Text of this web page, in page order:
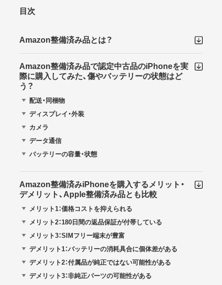
目次
Amazon整備済み品とは？
Amazon整備済み品で認定中古品のiPhoneを実
際に購入してみた、傷やバッテリーの状態はど
う？
配送・同梱物
ディスプレイ・外装
カメラ
データ通信
バッテリーの容量・状態
Amazon整備済みiPhoneを購入するメリット・
デメリット、Apple整備済み品とも比較
メリット1：価格コストを抑えられる
メリット2：180日間の返品保証が付帯している
メリット3：SIMフリー端末が豊富
デメリット1：バッテリーの消耗具合に個体差がある
デメリット2：付属品が純正ではない可能性がある
デメリット3：非純正パーツの可能性がある